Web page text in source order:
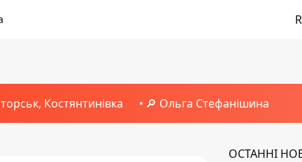
Костянтинівка 🔎 Ольга Стефанішина
ОСТАННІ